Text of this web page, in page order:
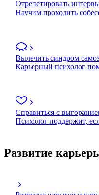
Отрепетировать
Научим проходить
Вылечить синдром
Карьерный психолог
Справиться с
Психолог поддержит,
Развитие